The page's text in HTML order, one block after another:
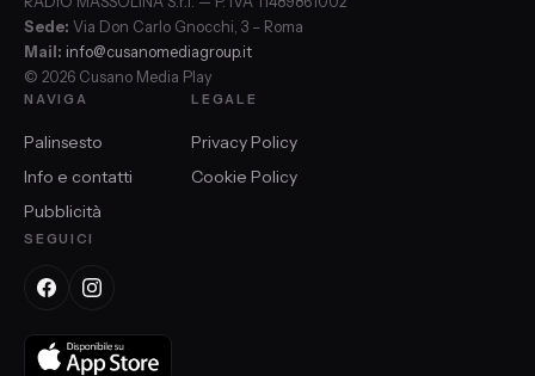
Sede: Via Don Carlo Gnocchi, 3 – Roma
Mail: info@cusanomediagroup.it
© 2026 Cusano Media Play
NAVIGA
Palinsesto
Info e contatti
Pubblicità
LEGALE
Privacy Policy
Cookie Policy
SEGUICI